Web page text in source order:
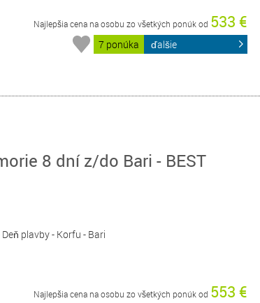
Najlepšia cena na osobu zo všetkých ponúk od 533 €
7 ponúka ďalšie
8 dní z/do Bari - BEST
plavby - Korfu - Bari
Najlepšia cena na osobu zo všetkých ponúk od 553 €